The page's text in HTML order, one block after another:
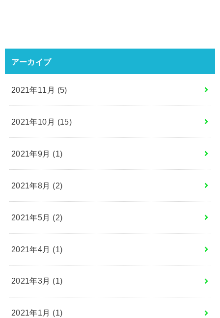
アーカイブ
2021年11月 (5)
2021年10月 (15)
2021年9月 (1)
2021年8月 (2)
2021年5月 (2)
2021年4月 (1)
2021年3月 (1)
2021年1月 (1)